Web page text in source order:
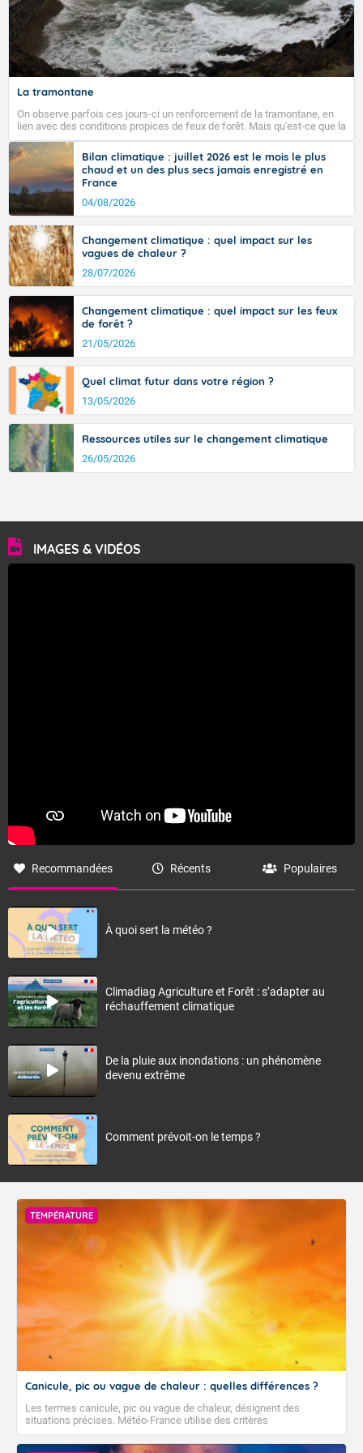
La tramontane
On observe parfois ces jours-ci un renforcement de la tramontane, en
lien avec des conditions propices de feux de forêt. Mais qu'est-ce que la
tramontane ? Quelles sont ses caractéristiques ? La tramontane est un
vent turbulent soufflant de secteur nord-ouest à nord, ou ouest à nord-
ouest, dans un secteur qui part du Roussillon à la vallée de l’Aude et à
l’ouest de l’Hérault. L’étymologie de ce vent vient du latin trasmontanus,
signifiant au-delà des monts, en allusion aux régions montagneuses
d’où provient ce vent.
Bilan climatique : juillet 2026 est le mois le plus
chaud et un des plus secs jamais enregistré en
France
04/08/2026
Changement climatique : quel impact sur les
vagues de chaleur ?
28/07/2026
Changement climatique : quel impact sur les feux
de forêt ?
21/05/2026
Quel climat futur dans votre région ?
13/05/2026
Ressources utiles sur le changement climatique
26/05/2026
IMAGES & VIDÉOS
Recommandées Récents Populaires
À quoi sert la météo ?
Climadiag Agriculture et Forêt : s’adapter au
réchauffement climatique
De la pluie aux inondations : un phénomène
devenu extrême
Comment prévoit-on le temps ?
TEMPÉRATURE
Canicule, pic ou vague de chaleur : quelles différences ?
Les termes canicule, pic ou vague de chaleur, désignent des
situations précises. Météo-France utilise des critères
climatologiques pour évaluer et qualifier les épisodes de chaleur qui
peuvent avoir des impacts sanitaires et socio-économiques